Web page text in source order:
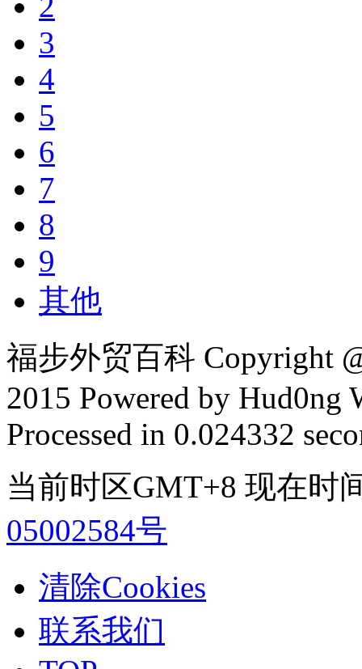
3
4
5
6
7
8
9
其他
福步外贸百科 Copyright
2015 Powered by Hud0ng
Processed in 0.024332
当前时区GMT+8 现在时
05002584号
清除Cookies
联系我们